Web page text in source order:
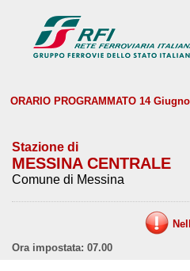
ORARIO PROGRAMMATO 14
Stazione di
MESSINA CENTRALE
Comune di Messina
Ora impostata: 07.00